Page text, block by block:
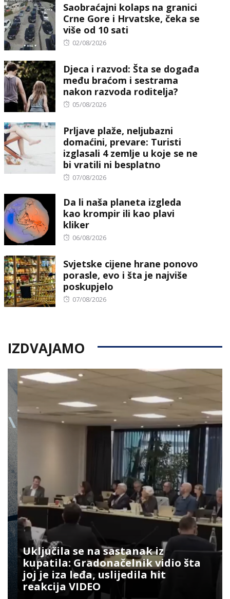
Saobraćajni kolaps na granici
Crne Gore i Hrvatske, čeka se
više od 10 sati
Posted
02/08/2026
Djeca i razvod: Šta se događa
među braćom i sestrama
nakon razvoda roditelja?
Posted
05/08/2026
Prljave plaže, neljubazni
domaćini, prevare: Turisti
izglasali 4 zemlje u koje se ne
bi vratili ni besplatno
Posted
07/08/2026
Da li naša planeta izgleda
kao krompir ili kao plavi
kliker
Posted
06/08/2026
Svjetske cijene hrane ponovo
porasle, evo i šta je najviše
poskupjelo
Posted
07/08/2026
IZDVAJAMO
Uključila se na sastanak iz
kupatila: Gradonačelnik vidio šta
joj je iza leđa, uslijedila hit
reakcija VIDEO